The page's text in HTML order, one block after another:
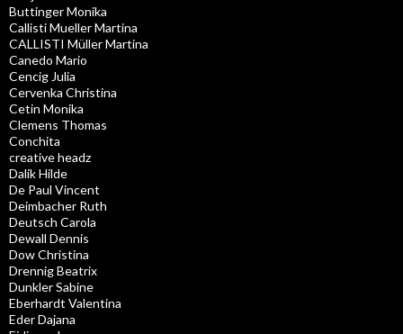
Buttinger Monika
Callisti Mueller Martina
CALLISTI Müller Martina
Canedo Mario
Cencig Julia
Cervenka Christina
Cetin Monika
Clemens Thomas
Conchita
creative headz
Dalik Hilde
De Paul Vincent
Deimbacher Ruth
Deutsch Carola
Dewall Dennis
Dow Christina
Drennig Beatrix
Dunkler Sabine
Eberhardt Valentina
Eder Dajana